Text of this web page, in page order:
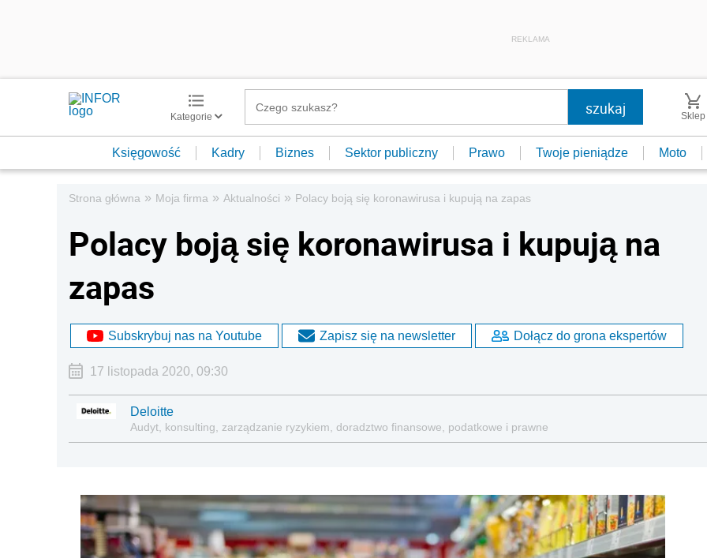
REKLAMA
Kategorie Sklep
Księgowość Kadry Biznes Sektor publiczny Prawo Twoje pieniądze Moto
Strona główna » Moja firma » Aktualności » Polacy boją się koronawirusa i kupują na zapas
Polacy boją się koronawirusa i kupują na
zapas
Subskrybuj nas na Youtube Zapisz się na newsletter Dołącz do grona ekspertów
17 listopada 2020, 09:30
Deloitte
Audyt, konsulting, zarządzanie ryzykiem, doradztwo finansowe, podatkowe i prawne